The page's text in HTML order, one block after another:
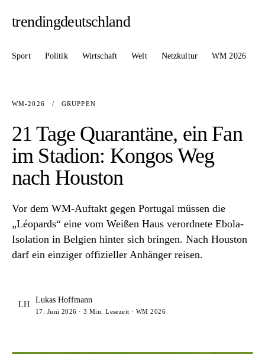
trendingdeutschland
Sport Politik Wirtschaft Welt Netzkultur WM 2026
WM-2026 / GRUPPEN
21 Tage Quarantäne, ein Fan
im Stadion: Kongos Weg
nach Houston
Vor dem WM-Auftakt gegen Portugal müssen die
„Léopards“ eine vom Weißen Haus verordnete Ebola-
Isolation in Belgien hinter sich bringen. Nach Houston
darf ein einziger offizieller Anhänger reisen.
LH
Lukas Hoffmann
17. Juni 2026 · 3 Min. Lesezeit · WM 2026